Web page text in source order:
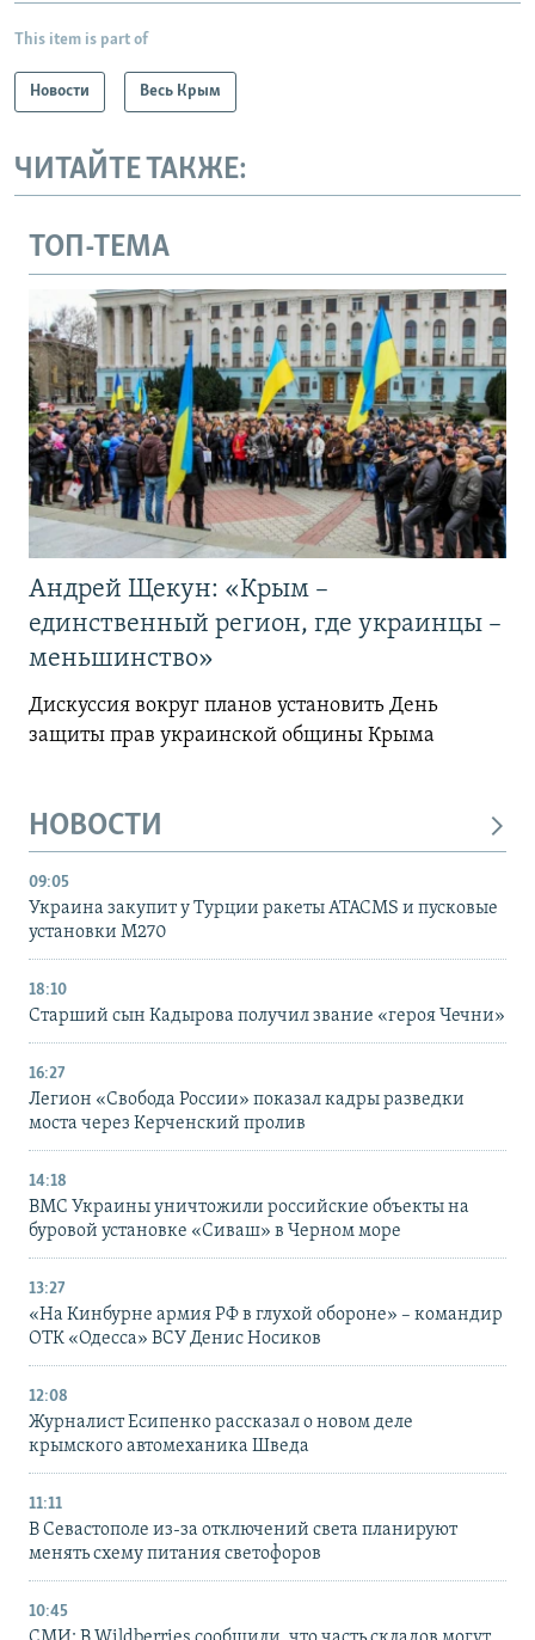
This item is part of
Новости Весь Крым
ЧИТАЙТЕ ТАКЖЕ:
ТОП-ТЕМА
Андрей Щекун: «Крым –
единственный регион, где украинцы –
меньшинство»
Дискуссия вокруг планов установить День
защиты прав украинской общины Крыма
НОВОСТИ
09:05
Украина закупит у Турции ракеты ATACMS и пусковые
установки M270
18:10
Старший сын Кадырова получил звание «героя Чечни»
16:27
Легион «Свобода России» показал кадры разведки
моста через Керченский пролив
14:18
ВМС Украины уничтожили российские объекты на
буровой установке «Сиваш» в Черном море
13:27
«На Кинбурне армия РФ в глухой обороне» – командир
ОТК «Одесса» ВСУ Денис Носиков
12:08
Журналист Есипенко рассказал о новом деле
крымского автомеханика Шведа
11:11
В Севастополе из-за отключений света планируют
менять схему питания светофоров
10:45